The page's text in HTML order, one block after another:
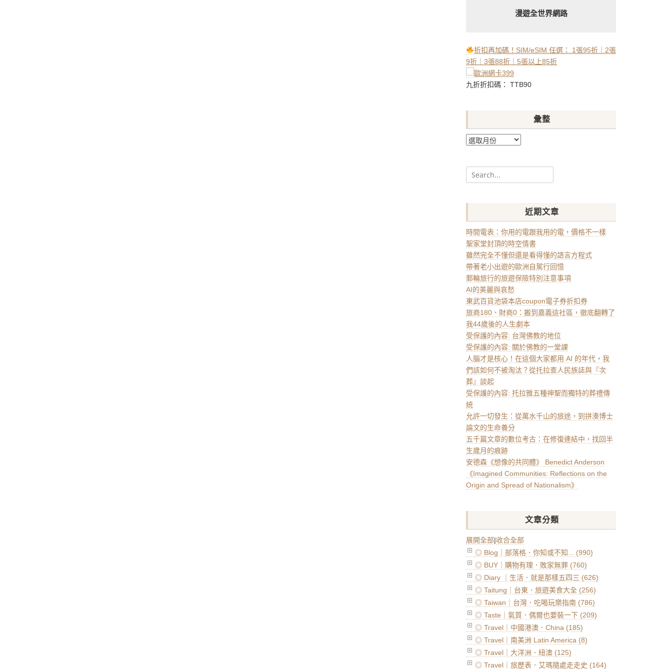
漫遊全世界網路
折扣再加碼！SIM/eSIM 任選： 1張95折｜2張
9折｜3張88折｜5張以上85折
九折折扣碼： TTB90
彙整
彙
Search
for:
近期文章
時間電表：你用的電跟我用的電，價格不一樣
聖家堂封頂的時空情書
雖然完全不懂但還是看得懂的語言方程式
帶著老小出遊的歐洲自駕行回憶
郵輪旅行的旅遊保險特別注意事項
AI的美麗與哀愁
東武百貨池袋本店coupon電子券折扣券
旅商180、財商0：搬到嘉義這社區，徹底翻轉了
我44歲後的人生劇本
受保護的內容: 台灣佛教的地位
受保護的內容: 關於佛教的一堂課
人腦才是核心！在這個大家都用 AI 的年代，我
們該如何不被淘汰？從托拉查人民族誌與『次
葬』談起
受保護的內容: 托拉雅五種神聖而獨特的葬禮傳
統
允許一切發生：從萬水千山的旅途，到拼湊博士
論文的生命養分
五千篇文章的數位考古：在修復連結中，找回半
生歲月的痕跡
安德森《想像的共同體》 Benedict Anderson
《Imagined Communities: Reflections on the
Origin and Spread of Nationalism》
文章分類
展開全部|收合全部
◎ Blog｜部落格．你知或不知... (990)
◎ BUY｜購物有理．敗家無罪 (760)
◎ Diary ｜生活．就是那樣五四三 (626)
◎ Taitung｜台東．旅遊美食大全 (256)
◎ Taiwan｜台灣．吃喝玩樂指南 (786)
◎ Taste｜氣質．偶爾也要裝一下 (209)
◎ Travel｜中國港澳．China (185)
◎ Travel｜南美洲 Latin America (8)
◎ Travel｜大洋洲．紐澳 (125)
◎ Travel｜旅歷表．艾瑪隨處走走史 (164)